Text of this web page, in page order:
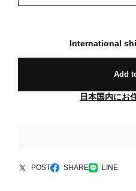
International
Add
日本国内にお
POST SHARE LINE